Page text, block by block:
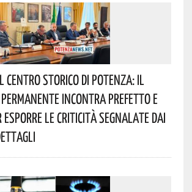
Centro Storico Di Potenza: Il
Incontra Prefetto E
Esporre Le Criticità Segnalate Dai